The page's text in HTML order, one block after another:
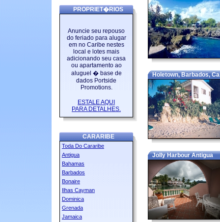
PROPRIET�RIOS
Anuncie seu repouso
do feriado para alugar
em no Caribe nestes
local e lotes mais
adicionando seu casa
ou apartamento ao
aluguel � base de
dados Portside
Promotions.
ESTALE AQUI
PARA DETALHES.
CARARIBE
Toda Do Cararibe
Antigua
Bahamas
Barbados
Bonaire
Ilhas Cayman
Dominica
Grenada
Jamaica
Holetown, Barbados,
Jolly Harbour Antigua